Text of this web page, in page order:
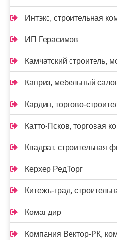
Интэкс, строительная
ИП Герасимов
Камчатский строитель,
Каприз, мебельный
Кардин, торгово-
Катто-Псков, торговая
Квадрат, строительная
Керхер РедТорг
Китежъ-град,
Командир
Компания Вектор-РК,